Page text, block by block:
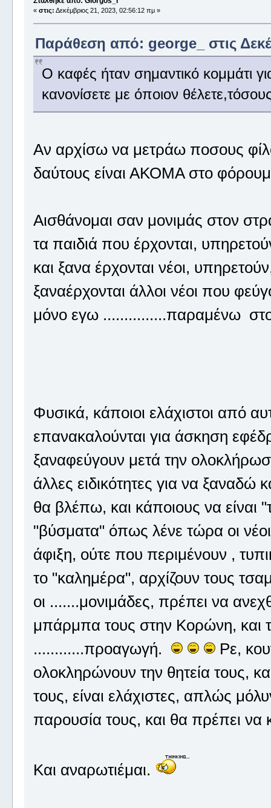
« στις: Δεκέμβριος 21, 2023, 02:56:12 πμ »
Παράθεση από: george_ στις
Ο καφές ήταν σημαντικό κομμάτι
κανονίσετε με όποιον
Αν αρχίσω να μετράω ποσους
δαύτους είναι ΑΚΟΜΑ στο
Αισθάνομαι σαν μονιμάς στον
τα παιδιά που έρχονται,
και ξανα έρχονται νέοι,
ξαναέρχονται άλλοι νέοι που
μόνο εγω ...............παραμένω
Φυσικά, κάποιοι ελάχιστοι από
επανακαλούνται για άσκηση
ξαναφεύγουν μετά την
άλλες ειδικότητες για να
θα βλέπω, και κάποιους να είναι
"βύσματα" όπως λένε τώρα οι
άφιξη, ούτε που περιμένουν ,
το "καλημέρα", αρχίζουν τους
οι .......μονιμάδες, πρέπει να
μπάρμπα τους στην Κορώνη, και
............προαγωγή.
Ρε,
ολοκληρώνουν την θητεία τους,
τους, είναι ελάχιστες, απλώς
παρουσία τους, και θα πρέπει
Και αναρωτιέμαι.